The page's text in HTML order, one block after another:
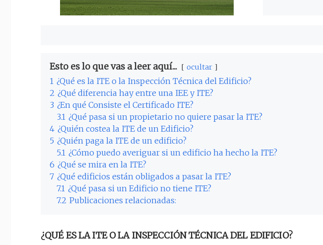
Esto es lo que vas a leer aquí... ocultar
1 ¿Qué es la ITE o la Inspección Técnica del Edificio?
2 ¿Qué diferencia hay entre una IEE y ITE?
3 ¿En qué Consiste el Certificado ITE?
3.1 ¿Qué pasa si un propietario no quiere pasar la ITE?
4 ¿Quién costea la ITE de un Edificio?
5 ¿Quién paga la ITE de un edificio?
5.1 ¿Cómo puedo averiguar si un edificio ha hecho la ITE?
6 ¿Qué se mira en la ITE?
7 ¿Qué edificios están obligados a pasar la ITE?
7.1 ¿Qué pasa si un Edificio no tiene ITE?
7.2 Publicaciones relacionadas:
¿QUÉ ES LA ITE O LA INSPECCIÓN TÉCNICA DEL EDIFICIO?